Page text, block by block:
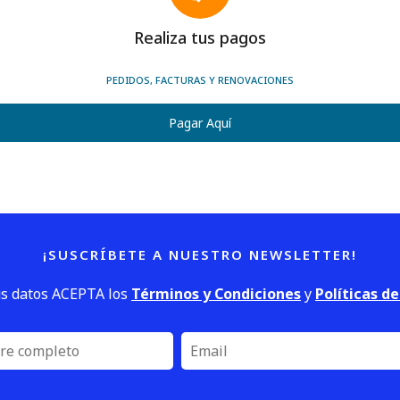
Realiza tus pagos
PEDIDOS, FACTURAS Y RENOVACIONES
Pagar Aquí
¡SUSCRÍBETE A NUESTRO NEWSLETTER!
datos ACEPTA los Términos y Condicionesy Políticas